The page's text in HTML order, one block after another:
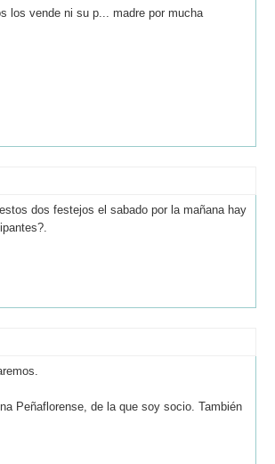
los vende ni su p... madre por mucha
dos festejos el sabado por la mañana hay
Peñaflorense, de la que soy socio. También